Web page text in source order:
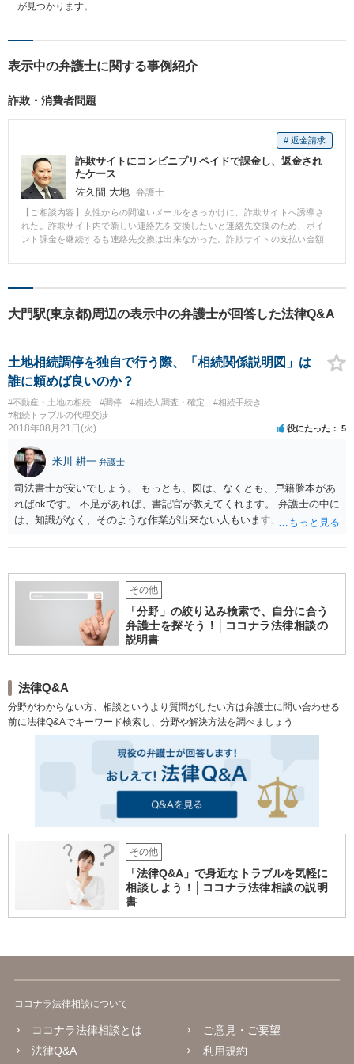
が見つかります。
表示中の弁護士に関する事例紹介
詐欺・消費者問題
# 返金請求
詐欺サイトにコンビニプリペイドで課金し、返金され
たケース
佐久間 大地 弁護士
【ご相談内容】女性からの間違いメールをきっかけに、詐欺サイトへ誘導さ
れた。詐欺サイト内で新しい連絡先を交換したいと連絡先交換のため、ポイ
ント課金を継続するも連絡先交換は出来なかった。詐欺サイトの支払い金額
事務所へ相談、支払いの証拠をもとに相手方を特定し、交渉の結果、満額の
大門駅(東京都)周辺の表示中の弁護士が回答した法律Q&A
土地相続調停を独自で行う際、「相続関係説明図」は
誰に頼めば良いのか？
#不動産・土地の相続 #調停 #相続人調査・確定
#相続手続き
#相続トラブルの代理交渉
2018年08月21日(火) 役にたった 5
米川 耕一 弁護士
司法書士が安いでしょう。 もっとも、図は、なくとも、戸籍謄本があ
ればokです。 不足があれば、書記官が教えてくれます。 弁護士の中に
は、知識がなく、そのような作業が出来ない人もいます。
その他
「分野」の絞り込み検索で、自分に合う
弁護士を探そう！│ココナラ法律相談の
説明書
法律Q&A
分野がわからない方、相談というより質問がしたい方は弁護士に問い合わせる
前に法律Q&Aでキーワード検索し、分野や解決方法を調べましょう
その他
「法律Q&A」で身近なトラブルを気軽に
相談しよう！│ココナラ法律相談の説明
書
ココナラ法律相談について
ココナラ法律相談とは
法律Q&A
ご意見・ご要望
利用規約